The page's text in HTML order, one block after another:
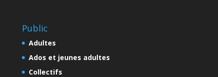
Public
Adultes
Ados et jeunes adultes
Collectifs